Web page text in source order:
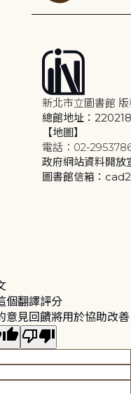
新北市立圖書館
總館地址：
【地圖】
電話：02-
政府網站資料開放
圖書館信箱：
個翻譯評分
意見回饋將用於協助改